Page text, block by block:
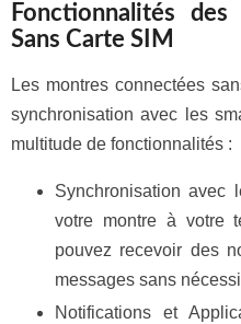
Fonctionnalités
Sans Carte SIM
Les montres connectées
synchronisation avec les
multitude de fonctionnalités :
Synchronisation avec
votre montre à votre
pouvez recevoir des
messages sans
Notifications et